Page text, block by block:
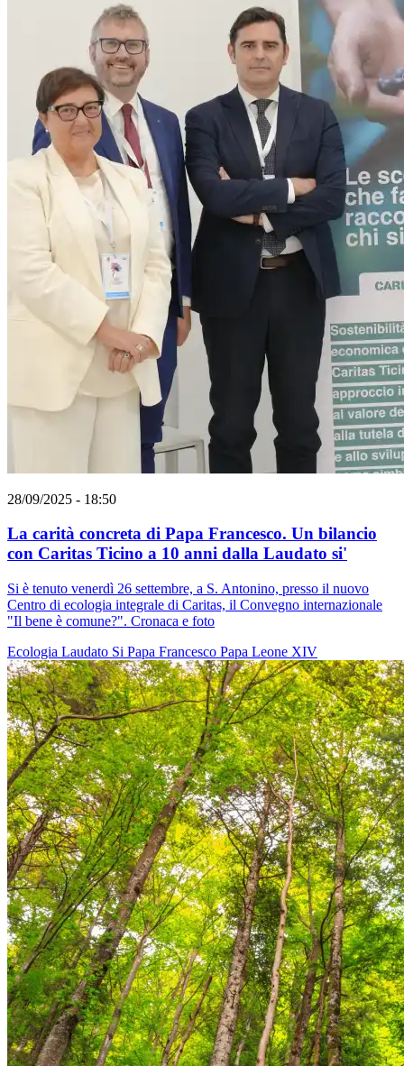
28/09/2025 - 18:50
La carità concreta di Papa Francesco. Un bilancio
con Caritas Ticino a 10 anni dalla Laudato si'
Si è tenuto venerdì 26 settembre, a S. Antonino, presso il nuovo
Centro di ecologia integrale di Caritas, il Convegno internazionale
"Il bene è comune?". Cronaca e foto
Ecologia Laudato Si Papa Francesco Papa Leone XIV